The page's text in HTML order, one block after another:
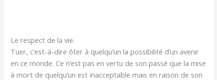
Le respect de la vie.
Tuer, c’est-à-dire ôter à quelqu’un la possibilité d’un avenir
en ce monde. Ce n’est pas en vertu de son passé que la mise
à mort de quelqu’un est inacceptable mais en raison de son